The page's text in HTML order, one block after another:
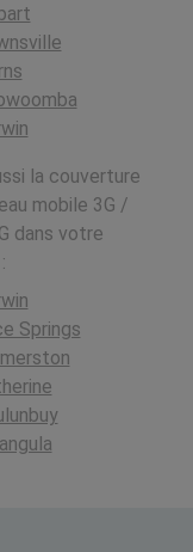
la couverture
mobile 3G /
dans votre
Springs